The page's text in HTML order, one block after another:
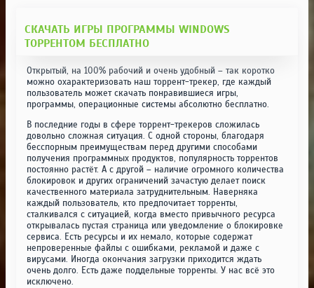
СКАЧАТЬ ИГРЫ ПРОГРАММЫ WINDOWS
ТОРРЕНТОМ БЕСПЛАТНО
Открытый, на 100% рабочий и очень удобный – так коротко
можно охарактеризовать наш торрент-трекер, где каждый
пользователь может скачать понравившиеся игры,
программы, операционные системы абсолютно бесплатно.
В последние годы в сфере торрент-трекеров сложилась
довольно сложная ситуация. С одной стороны, благодаря
бесспорным преимуществам перед другими способами
получения программных продуктов, популярность торрентов
постоянно растёт. А с другой – наличие огромного количества
блокировок и других ограничений зачастую делает поиск
качественного материала затруднительным. Наверняка
каждый пользователь, кто предпочитает торренты,
сталкивался с ситуацией, когда вместо привычного ресурса
открывалась пустая страница или уведомление о блокировке
сервиса. Есть ресурсы и их немало, которые содержат
непроверенные файлы с ошибками, рекламой и даже с
вирусами. Иногда окончания загрузки приходится ждать
очень долго. Есть даже поддельные торренты. У нас всё это
исключено.